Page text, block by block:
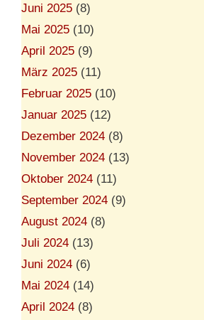
Juni 2025 (8)
Mai 2025 (10)
April 2025 (9)
März 2025 (11)
Februar 2025 (10)
Januar 2025 (12)
Dezember 2024 (8)
November 2024 (13)
Oktober 2024 (11)
September 2024 (9)
August 2024 (8)
Juli 2024 (13)
Juni 2024 (6)
Mai 2024 (14)
April 2024 (8)